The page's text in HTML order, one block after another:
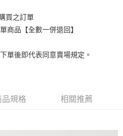
華泰商業銀行
遠東國際商業銀行
星展（台灣）商業銀行
的期數、繳款截止日，確認付款後即完
買之訂單
商品【全數一併退回】
單後即代表同意賣場規定。
品規格 相關推薦